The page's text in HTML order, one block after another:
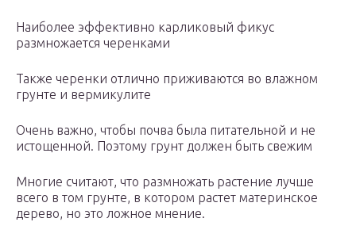
Наиболее эффективно карликовый фикус
размножается черенками
Также черенки отлично приживаются во влажном
грунте и вермикулите
Очень важно, чтобы почва была питательной и не
истощенной. Поэтому грунт должен быть свежим
Многие считают, что размножать растение лучше
всего в том грунте, в котором растет материнское
дерево, но это ложное мнение.